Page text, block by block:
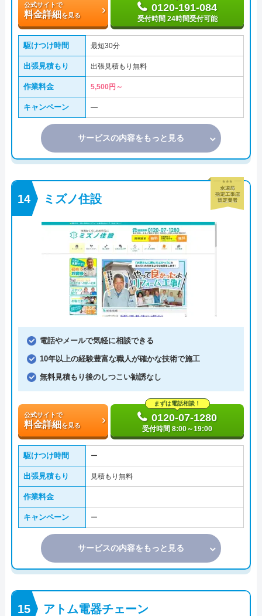
公式サイトで
料金詳細を見る
0120-191-084
受付時間 24時間受付可能
駆けつけ時間 最短30分
出張見積もり 出張見積もり無料
作業料金 5,500円～
キャンペーン ―
サービスの内容をもっと見る
ミズノ住設
電話やメールで気軽に相談できる
10年以上の経験豊富な職人が確かな技術で施工
無料見積もり後のしつこい勧誘なし
公式サイトで
料金詳細を見る
まずは電話相談！
0120-07-1280
受付時間 8:00～19:00
駆けつけ時間 ー
出張見積もり 見積もり無料
作業料金
キャンペーン ー
サービスの内容をもっと見る
アトム電器チェーン